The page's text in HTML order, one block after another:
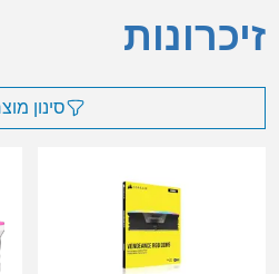
זיכרונות
סינון